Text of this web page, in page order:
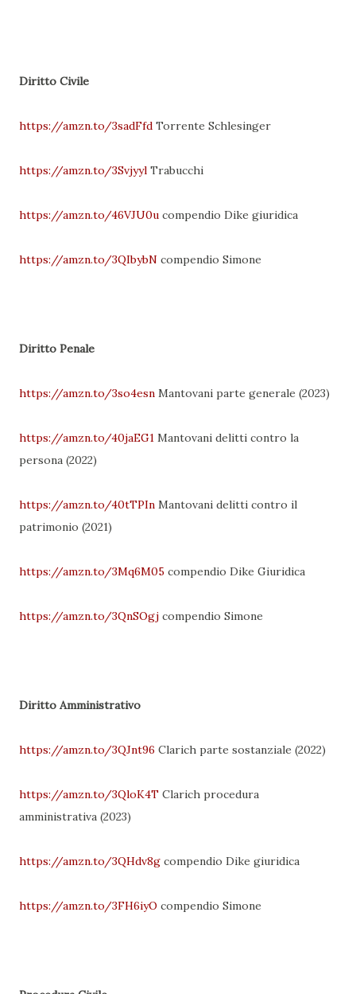
Diritto Civile
https://amzn.to/3sadFfd Torrente Schlesinger
https://amzn.to/3Svjyyl Trabucchi
https://amzn.to/46VJU0u compendio Dike giuridica
https://amzn.to/3QIbybN compendio Simone
Diritto Penale
https://amzn.to/3so4esn Mantovani parte generale (2023)
https://amzn.to/40jaEG1 Mantovani delitti contro la
persona (2022)
https://amzn.to/40tTPIn Mantovani delitti contro il
patrimonio (2021)
https://amzn.to/3Mq6M05 compendio Dike Giuridica
https://amzn.to/3QnSOgj compendio Simone
Diritto Amministrativo
https://amzn.to/3QJnt96 Clarich parte sostanziale (2022)
https://amzn.to/3QloK4T Clarich procedura
amministrativa (2023)
https://amzn.to/3QHdv8g compendio Dike giuridica
https://amzn.to/3FH6iyO compendio Simone